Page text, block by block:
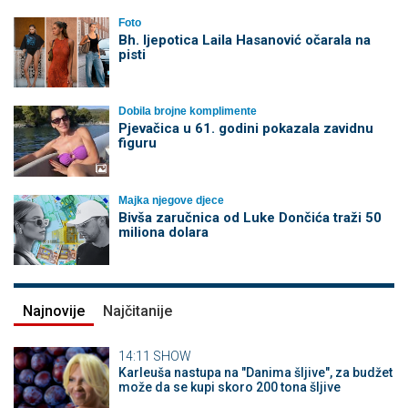
Foto
Bh. ljepotica Laila Hasanović očarala na
pisti
Dobila brojne komplimente
Pjevačica u 61. godini pokazala zavidnu
figuru
Majka njegove djece
Bivša zaručnica od Luke Dončića traži 50
miliona dolara
Najnovije Najčitanije
14:11 SHOW
Karleuša nastupa na "Danima šljive", za budžet
može da se kupi skoro 200 tona šljive